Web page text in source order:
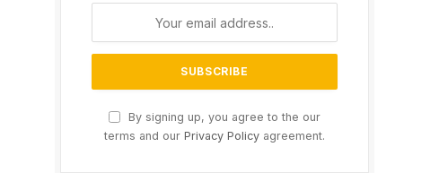
By signing up, you agree to the our
terms and our Privacy Policy agreement.